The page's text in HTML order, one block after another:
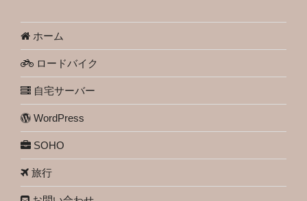
ホーム
ロードバイク
自宅サーバー
WordPress
SOHO
旅行